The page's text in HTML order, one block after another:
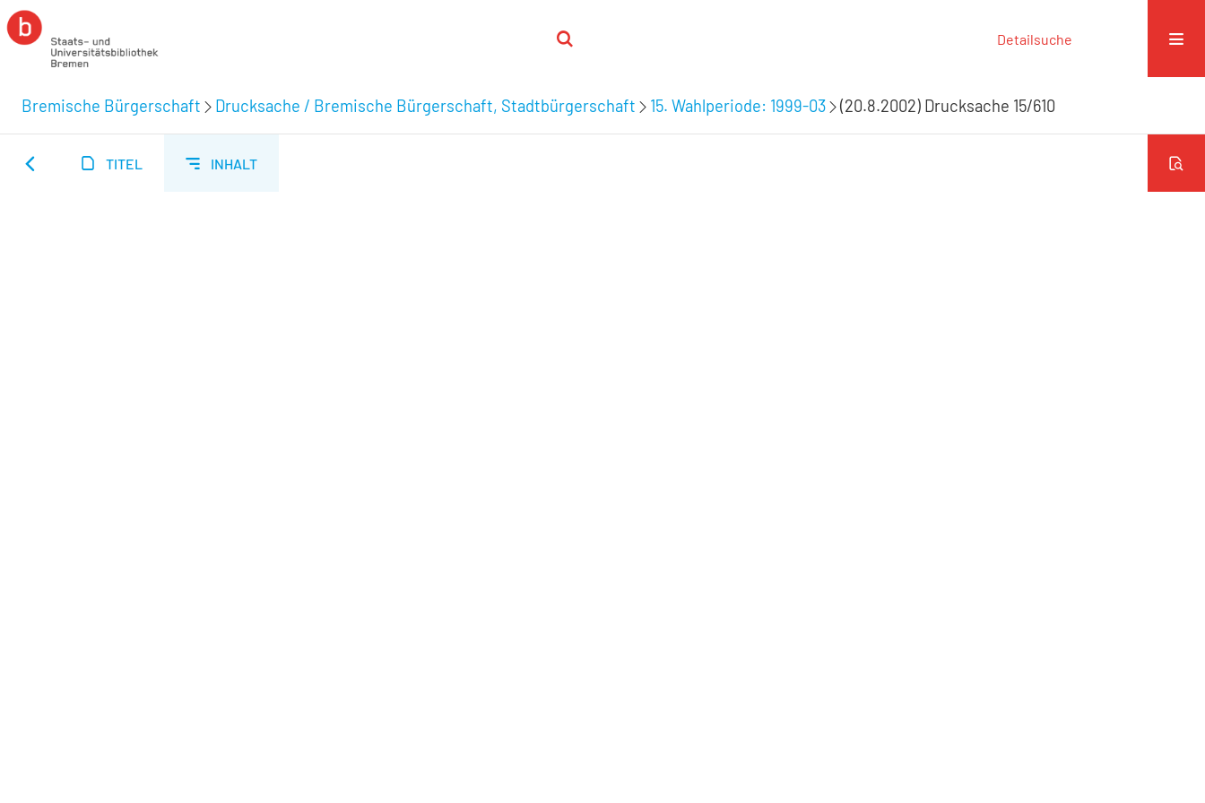
Detailsuche
Bremische Bürgerschaft Drucksache / Bremische Bürgerschaft, Stadtbürgerschaft 15. Wahlperiode: 1999-03 (20.8.2002) Drucksache 15/610
TITEL INHALT